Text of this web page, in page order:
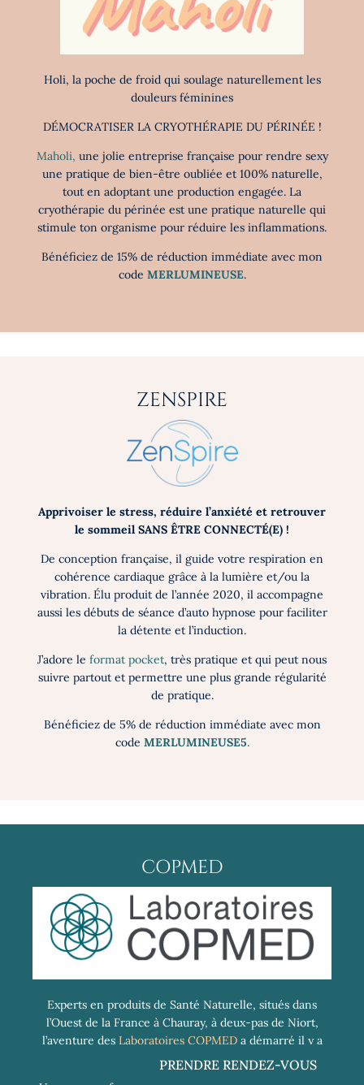
Holi, la poche de froid qui soulage naturellement les
douleurs féminines
DÉMOCRATISER LA CRYOTHÉRAPIE DU PÉRINÉE !
Maholi, une jolie entreprise française pour rendre sexy
une pratique de bien-être oubliée et 100% naturelle,
tout en adoptant une production engagée. La
cryothérapie du périnée est une pratique naturelle qui
stimule ton organisme pour réduire les inflammations.
Bénéficiez de 15% de réduction immédiate avec mon
code MERLUMINEUSE.
ZENSPIRE
Apprivoiser le stress, réduire l’anxiété et retrouver
le sommeil SANS ÊTRE CONNECTÉ(E) !
De conception française, il guide votre respiration en
cohérence cardiaque grâce à la lumière et/ou la
vibration. Élu produit de l’année 2020, il accompagne
aussi les débuts de séance d’auto hypnose pour faciliter
la détente et l’induction.
J’adore le format pocket, très pratique et qui peut nous
suivre partout et permettre une plus grande régularité
de pratique.
Bénéficiez de 5% de réduction immédiate avec mon
code MERLUMINEUSE5.
COPMED
Experts en produits de Santé Naturelle, situés dans
l’Ouest de la France à Chauray, à deux-pas de Niort,
l’aventure des Laboratoires COPMEDa démarré il y a
déjà 25 ans !
PRENDRE RENDEZ-VOUS